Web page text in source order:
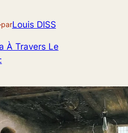
parLouis DISS
À Travers Le